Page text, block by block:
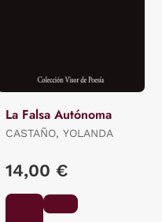
La Falsa Autónoma
CASTAÑO, YOLANDA
14,00 €